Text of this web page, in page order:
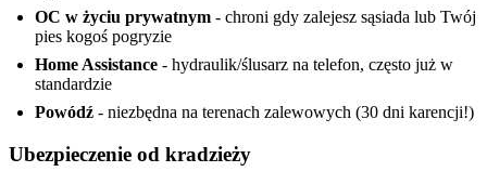
OC w życiu prywatnym - chroni gdy zalejesz sąsiada lub Twój
pies kogoś pogryzie
Home Assistance - hydraulik/ślusarz na telefon, często już w
standardzie
Powódź - niezbędna na terenach zalewowych (30 dni karencji!)
Ubezpieczenie od kradzieży